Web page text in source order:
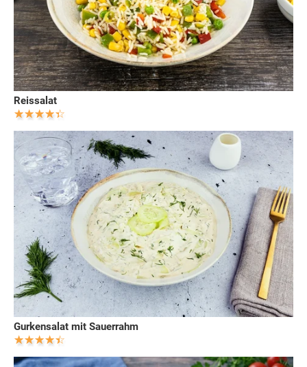
Reissalat
Gurkensalat mit Sauerrahm